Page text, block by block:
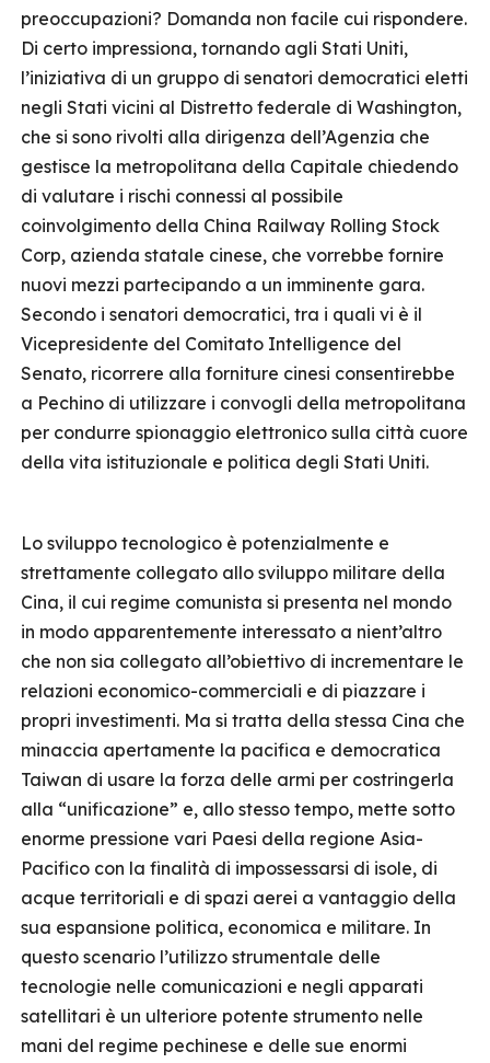
preoccupazioni? Domanda non facile cui rispondere.
Di certo impressiona, tornando agli Stati Uniti,
l’iniziativa di un gruppo di senatori democratici eletti
negli Stati vicini al Distretto federale di Washington,
che si sono rivolti alla dirigenza dell’Agenzia che
gestisce la metropolitana della Capitale chiedendo
di valutare i rischi connessi al possibile
coinvolgimento della China Railway Rolling Stock
Corp, azienda statale cinese, che vorrebbe fornire
nuovi mezzi partecipando a un imminente gara.
Secondo i senatori democratici, tra i quali vi è il
Vicepresidente del Comitato Intelligence del
Senato, ricorrere alla forniture cinesi consentirebbe
a Pechino di utilizzare i convogli della metropolitana
per condurre spionaggio elettronico sulla città cuore
della vita istituzionale e politica degli Stati Uniti.
Lo sviluppo tecnologico è potenzialmente e
strettamente collegato allo sviluppo militare della
Cina, il cui regime comunista si presenta nel mondo
in modo apparentemente interessato a nient’altro
che non sia collegato all’obiettivo di incrementare le
relazioni economico-commerciali e di piazzare i
propri investimenti. Ma si tratta della stessa Cina che
minaccia apertamente la pacifica e democratica
Taiwan di usare la forza delle armi per costringerla
alla “unificazione” e, allo stesso tempo, mette sotto
enorme pressione vari Paesi della regione Asia-
Pacifico con la finalità di impossessarsi di isole, di
acque territoriali e di spazi aerei a vantaggio della
sua espansione politica, economica e militare. In
questo scenario l’utilizzo strumentale delle
tecnologie nelle comunicazioni e negli apparati
satellitari è un ulteriore potente strumento nelle
mani del regime pechinese e delle sue enormi